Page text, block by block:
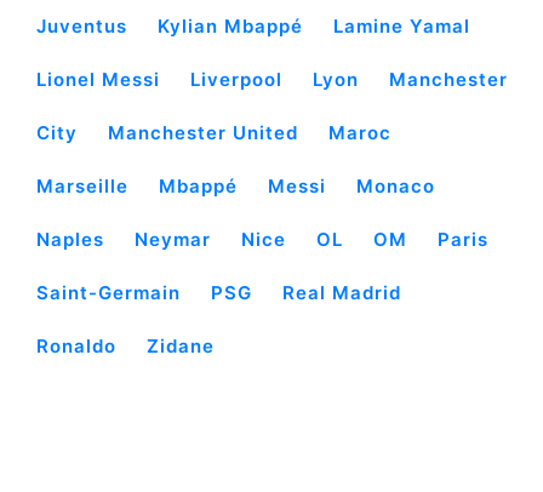
Juventus Kylian Mbappé Lamine Yamal
Lionel Messi Liverpool Lyon Manchester
City Manchester United Maroc
Marseille Mbappé Messi Monaco
Naples Neymar Nice OL OM Paris
Saint-Germain PSG Real Madrid
Ronaldo Zidane